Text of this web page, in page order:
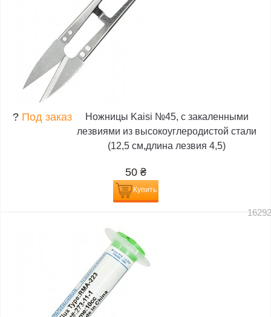
? Под заказ
Ножницы Kaisi №45, с закаленными
лезвиями из высокоуглеродистой стали
(12,5 см,длина лезвия 4,5)
50 ₴
Купить